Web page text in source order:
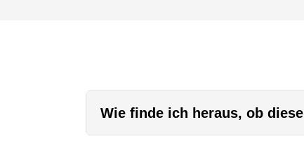
Wie finde ich heraus, ob